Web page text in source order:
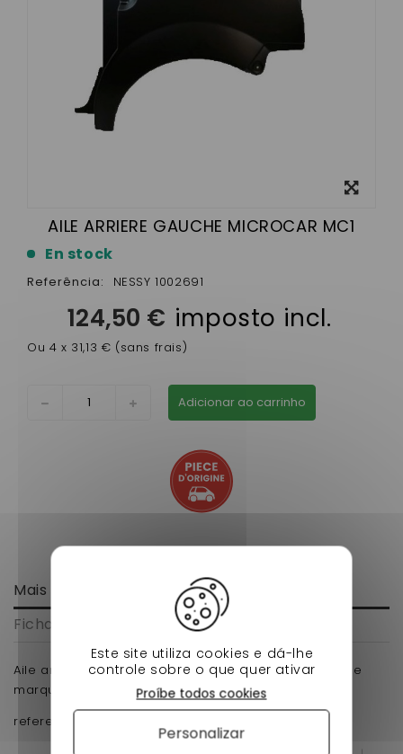
AILE ARRIERE GAUCHE MICROCAR MC1
En stock
Referência: NESSY 1002691
124,50 € imposto incl.
Ou 4 x 31,13 € (sans frais)
Adicionar ao carrinho
Mais informação
Ficha de dados
Aile arriere CONDUCTEUR pour voiture sans permis de
marque Microcar MC1 d'origine en ABS .
reference d'origine : 1002691
Este site utiliza cookies e dá-lhe
controle sobre o que quer ativar
Proíbe todos cookies
Personalizar